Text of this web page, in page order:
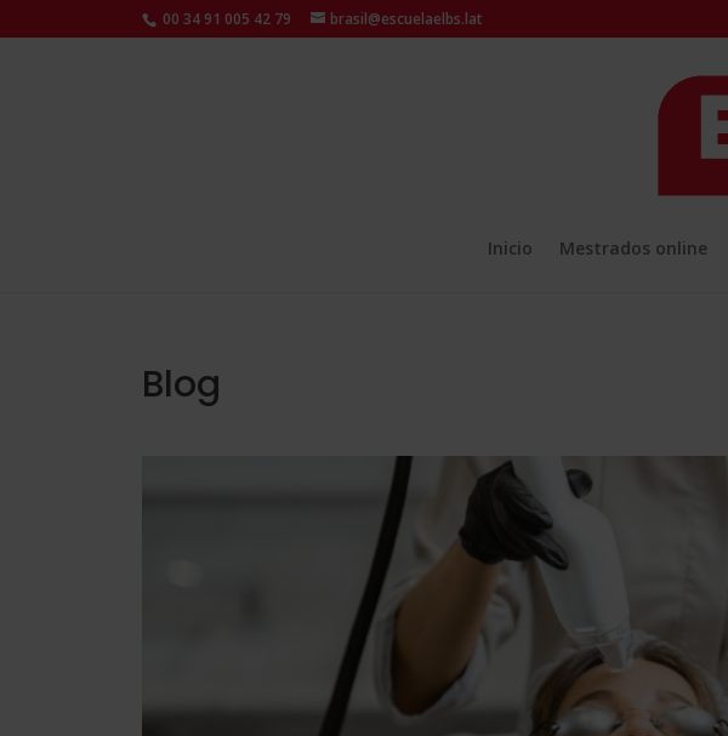
00 34 91 005 42 79 brasil@escuelaelbs.lat
Inicio Mestrados online
Blog